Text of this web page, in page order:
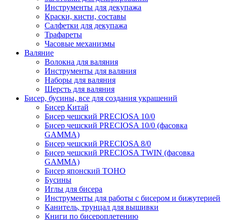
Инструменты для декупажа
Краски, кисти, составы
Салфетки для декупажа
Трафареты
Часовые механизмы
Валяние
Волокна для валяния
Инструменты для валяния
Наборы для валяния
Шерсть для валяния
Бисер, бусины, все для создания украшений
Бисер Китай
Бисер чешский PRECIOSA 10/0
Бисер чешский PRECIOSA 10/0 (фасовка
GAMMA)
Бисер чешский PRECIOSA 8/0
Бисер чешский PRECIOSA TWIN (фасовка
GAMMA)
Бисер японский TOHO
Бусины
Иглы для бисера
Инструменты для работы с бисером и бижутерией
Канитель, трунцал для вышивки
Книги по бисероплетению